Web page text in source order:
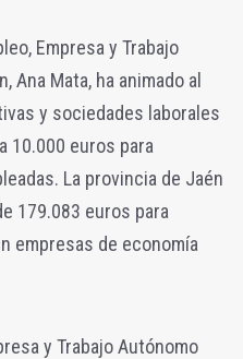
Empresa y Trabajo
Ana Mata, ha animado al
y sociedades laborales
10.000 euros para
La provincia de Jaén
179.083 euros para
empresas de economía
y Trabajo Autónomo